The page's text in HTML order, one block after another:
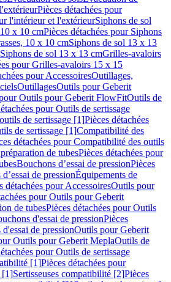
Pièces détachées pour
l'intérieur et l'extérieurSiphons de sol
x 10 cmPièces détachées pour Siphons
10 x 10 cmSiphons de sol 13 x 13
de sol 13 x 13 cmGrilles-avaloirs
pour Grilles-avaloirs 15 x 15
pour AccessoiresOutillages,
OutillagesOutils pour Geberit
Outils pour Geberit FlowFitOutils de
pour Outils de sertissage
de sertissage [1]Pièces détachées
de sertissage [1]Compatibilité des
détachées pour Compatibilité des outils
de tubesPièces détachées pour
Bouchons d’essai de pressionPièces
de pressionÉquipements de
détachées pour AccessoiresOutils pour
pour Outils pour Geberit
de tubesPièces détachées pour Outils
d'essai de pressionPièces
de pressionOutils pour Geberit
Outils pour Geberit MeplaOutils de
pour Outils de sertissage
[1]Pièces détachées pour
[1]Sertisseuses compatibilité [2]Pièces